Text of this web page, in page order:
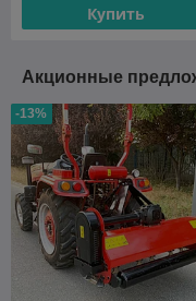
Купить
Акционные
-13%